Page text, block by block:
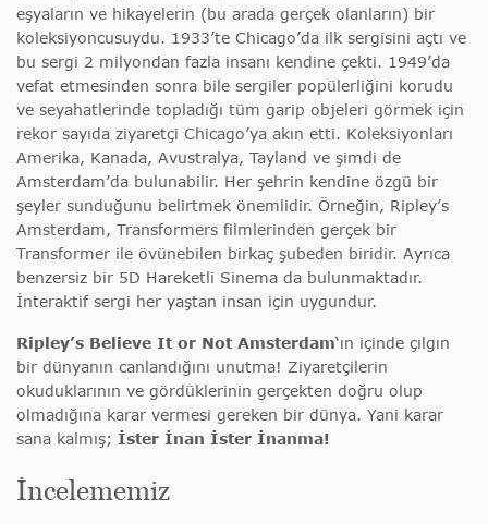
eşyaların ve hikayelerin (bu arada gerçek olanların) bir
koleksiyoncusuydu. 1933’te Chicago’da ilk sergisini açtı ve
bu sergi 2 milyondan fazla insanı kendine çekti. 1949’da
vefat etmesinden sonra bile sergiler popülerliğini korudu
ve seyahatlerinde topladığı tüm garip objeleri görmek için
rekor sayıda ziyaretçi Chicago’ya akın etti. Koleksiyonları
Amerika, Kanada, Avustralya, Tayland ve şimdi de
Amsterdam’da bulunabilir. Her şehrin kendine özgü bir
şeyler sunduğunu belirtmek önemlidir. Örneğin, Ripley’s
Amsterdam, Transformers filmlerinden gerçek bir
Transformer ile övünebilen birkaç şubeden biridir. Ayrıca
benzersiz bir 5D Hareketli Sinema da bulunmaktadır.
İnteraktif sergi her yaştan insan için uygundur.
Ripley’s Believe It or Not Amsterdam‘ın içinde çılgın
bir dünyanın canlandığını unutma! Ziyaretçilerin
okuduklarının ve gördüklerinin gerçekten doğru olup
olmadığına karar vermesi gereken bir dünya. Yani karar
sana kalmış; İster İnan İster İnanma!
İncelememiz